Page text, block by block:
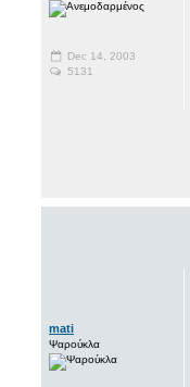
Dec 14, 2003
5131
mati
Ψαρούκλα